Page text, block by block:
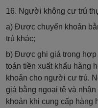
16. Người không cư trú
a) Được chuyển khoản
trú khác;
b) Được ghi giá trong hợp
toán tiền xuất khẩu hàng
khoản cho người cư trú.
giá bằng ngoại tệ và
khoản khi cung cấp hàng